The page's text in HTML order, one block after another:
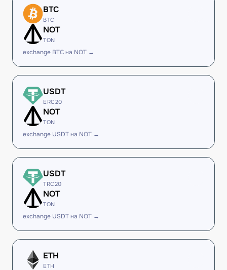
BTC
BTC
NOT
TON
exchange BTC на NOT →
USDT
ERC20
NOT
TON
exchange USDT на NOT →
USDT
TRC20
NOT
TON
exchange USDT на NOT →
ETH
ETH